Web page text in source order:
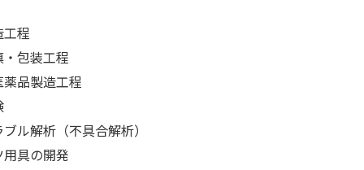
工程
包装工程
品製造工程
ル解析（不具合解析）
具の開発